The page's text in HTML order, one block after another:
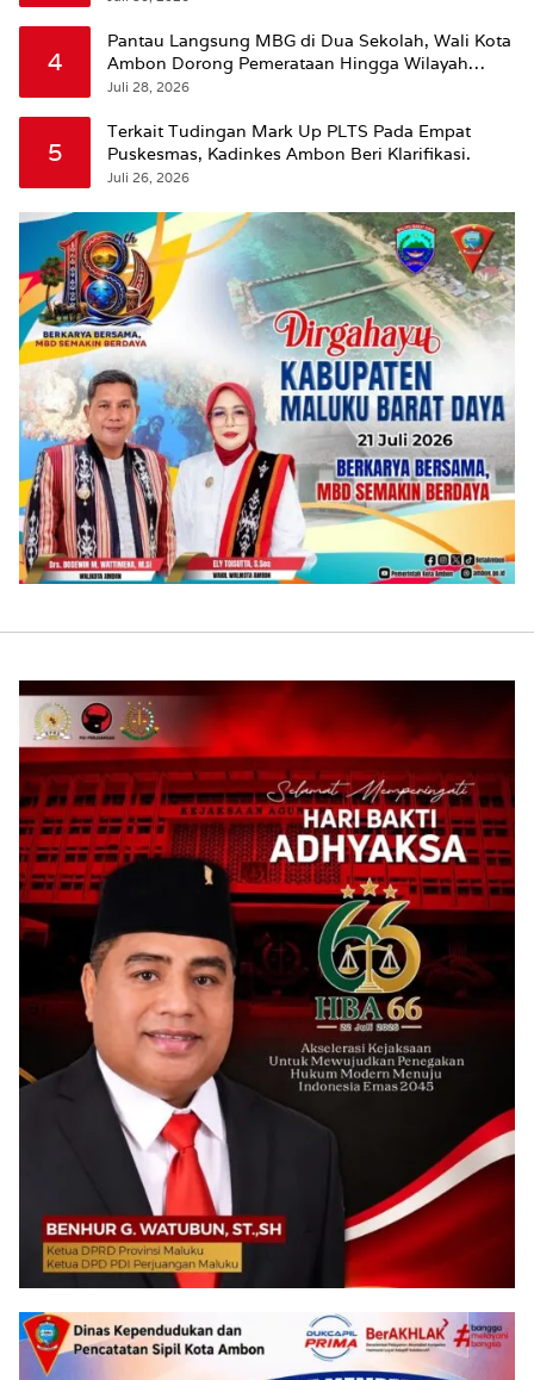
4
Pantau Langsung MBG di Dua Sekolah, Wali Kota
Ambon Dorong Pemerataan Hingga Wilayah
Leitimur Selatan
Juli 28, 2026
5
Terkait Tudingan Mark Up PLTS Pada Empat
Puskesmas, Kadinkes Ambon Beri Klarifikasi.
Juli 26, 2026